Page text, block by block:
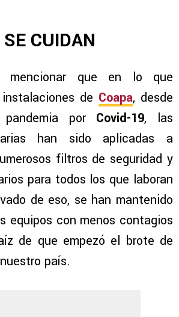
CUIDAN
mencionar que en lo que
de Coapa, desde
por Covid-19, las
han sido aplicadas a
filtros de seguridad y
para todos los que laboran
de eso, se han mantenido
equipos con menos contagios
de que empezó el brote de
país.